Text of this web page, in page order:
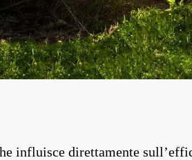
influisce direttamente